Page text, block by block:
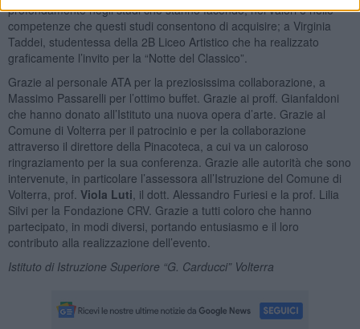
profondamente negli studi che stanno facendo, nei valori e nelle
competenze che questi studi consentono di acquisire; a Virginia
Taddei, studentessa della 2B Liceo Artistico che ha realizzato
graficamente l’invito per la “Notte del Classico”.
Grazie al personale ATA per la preziosissima collaborazione, a
Massimo Passarelli per l’ottimo buffet. Grazie ai proff. Gianfaldoni
che hanno donato all’Istituto una nuova opera d’arte. Grazie al
Comune di Volterra per il patrocinio e per la collaborazione
attraverso il direttore della Pinacoteca, a cui va un caloroso
ringraziamento per la sua conferenza. Grazie alle autorità che sono
intervenute, in particolare l’assessora all’Istruzione del Comune di
Volterra, prof. Viola Luti , il dott. Alessandro Furiesi e la prof. Lilia
Silvi per la Fondazione CRV. Grazie a tutti coloro che hanno
partecipato, in modi diversi, portando entusiasmo e il loro
contributo alla realizzazione dell’evento.
Istituto di Istruzione Superiore “G. Carducci” Volterra